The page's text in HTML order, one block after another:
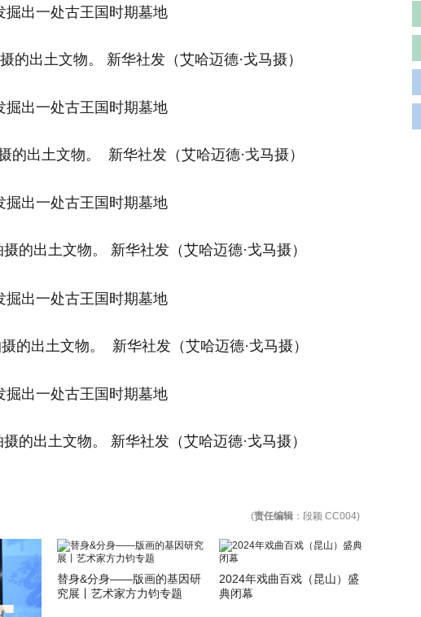
出土文物。 新华社发（艾哈迈德·戈马摄）
出土文物。 新华社发（艾哈迈德·戈马摄）
出土文物。 新华社发（艾哈迈德·戈马摄）
出土文物。 新华社发（艾哈迈德·戈马摄）
出土文物。 新华社发（艾哈迈德·戈马摄）
(责任编辑 ：段颖 CC004)
替身&分身——版画的基因研
究展丨艺术家方力钧专题
2024年戏曲百戏（昆山）盛
典闭幕